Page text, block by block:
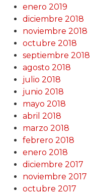
enero 2019
diciembre 2018
noviembre 2018
octubre 2018
septiembre 2018
agosto 2018
julio 2018
junio 2018
mayo 2018
abril 2018
marzo 2018
febrero 2018
enero 2018
diciembre 2017
noviembre 2017
octubre 2017